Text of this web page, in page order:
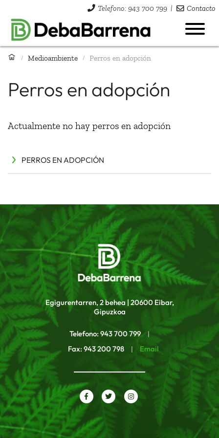
Telefono: 943 700 799 | Contacto
/ Medioambiente / Perros en adopción
PERROS EN ADOPCIÓN
Perros en adopción
Actualmente no hay perros en adopción
Egigurentarren, 2 behea | 20600 Eibar,
Gipuzkoa
Telefono: 943 700 799 |
Fax: 943 200 798 | Email